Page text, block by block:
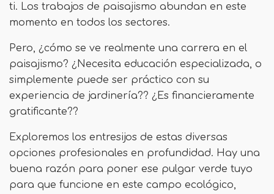
ti. Los trabajos de paisajismo abundan en este
momento en todos los sectores.
Pero, ¿cómo se ve realmente una carrera en el
paisajismo? ¿Necesita educación especializada, o
simplemente puede ser práctico con su
experiencia de jardinería?? ¿Es financieramente
gratificante??
Exploremos los entresijos de estas diversas
opciones profesionales en profundidad. Hay una
buena razón para poner ese pulgar verde tuyo
para que funcione en este campo ecológico,